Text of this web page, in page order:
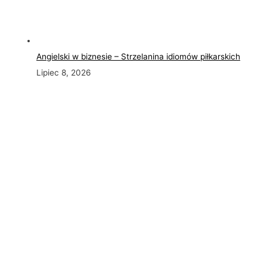
Angielski w biznesie – Strzelanina idiomów piłkarskich
Lipiec 8, 2026